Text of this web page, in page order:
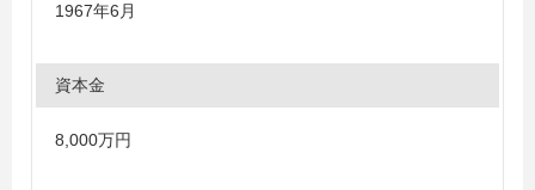
1967年6月
資本金
8,000万円